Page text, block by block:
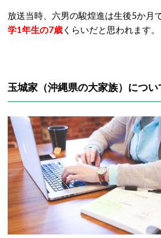
放送当時、六男の駿煌進は生後5か月
学1年生の7歳 くらいだと思われます。
玉城家 （沖縄県の大家族） につい